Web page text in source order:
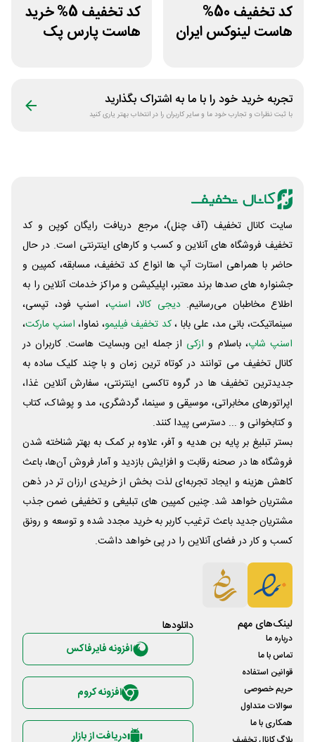
کد تخفیف 50%
هاست لینوکس ایران
کد تخفیف 5% خرید
هاست پارس پک
تجربه خرید خود را با ما به اشتراک بگذارید
با ثبت نظرات و تجارب خود ما و سایر کاربران را در انتخاب بهتر یاری کنید
سایت کانال تخفیف (آف چنل)، مرجع دریافت رایگان کوپن و کد
تخفیف فروشگاه های آنلاین و کسب و‌ کارهای اینترنتی است. در حال
حاضر با همراهی استارت آپ ها انواع کد تخفیف، مسابقه، کمپین و
جشنواره های صدها برند معتبر، اپلیکیشن و مراکز خدمات آنلاین را به
اطلاع مخاطبان می‌رسانیم. دیجی کالا، اسنپ، اسنپ فود، تپسی،
سینماتیکت، بانی مد، علی‌ بابا ،کد تخفیف فیلیمو، نماوا، اسنپ مارکت،
اسنپ شاپ، باسلام و ازکی از جمله این وبسایت ‌هاست. کاربران در
کانال تخفیف می توانند در کوتاه ترین زمان و با چند کلیک ساده به
جدیدترین تخفیف ها در گروه تاکسی اینترنتی، سفارش آنلاین غذا،
اپراتورهای مخابراتی، موسیقی و سینما، گردشگری، مد و پوشاک، کتاب
و کتابخوانی و ... دسترسی پیدا کنند.
بستر تبلیغ بر پایه بن هدیه و آفر، علاوه بر کمک به بهتر شناخته شدن
فروشگاه ها در صحنه رقابت و افزایش بازدید و آمار فروش آن‌ها، باعث
کاهش هزینه و ایجاد تجربه‌ای لذت بخش از خریدی ارزان تر در ذهن
مشتریان خواهد شد. چنین کمپین های تبلیغی و تخفیفی ضمن جذب
مشتریان جدید باعث ترغیب کاربر به خرید مجدد شده و توسعه و رونق
کسب و کار در فضای آنلاین را در پی خواهد داشت.
لینک‌های مهم
درباره ما
تماس با ما
قوانین استفاده
حریم خصوصی
سوالات متداول
همکاری با ما
دانلود‌ها
افزونه فایرفاکس
افزونه کروم
دریافت از بازار